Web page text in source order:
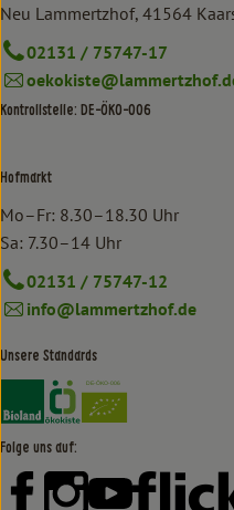
Neu Lammertzhof, 41564
02131 / 75747-17
Kontrollstelle: DE-ÖKO-006
Hofmarkt
Mo–Fr: 8.30–18.30 Uhr
Sa: 7.30–14 Uhr
02131 / 75747-12
info@lammertzhof.de
Unsere Standards
Externer Link zu https://
Externer Link zu
Folge uns auf:
Externer Link zu
Externer Link zu
Externer